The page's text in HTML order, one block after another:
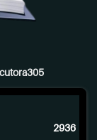
2936